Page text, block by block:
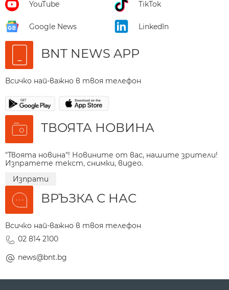
YouTube TikTok
Google News LinkedIn
BNT NEWS APP
Всичко най-важно в твоя телефон
ТВОЯТА НОВИНА
"Твоята новина"! Новините от вас, нашите зрители!
Изпратете текст, снимки, видео.
Изпрати
ВРЪЗКА С НАС
Всичко най-важно в твоя телефон
02 814 2100
news@bnt.bg